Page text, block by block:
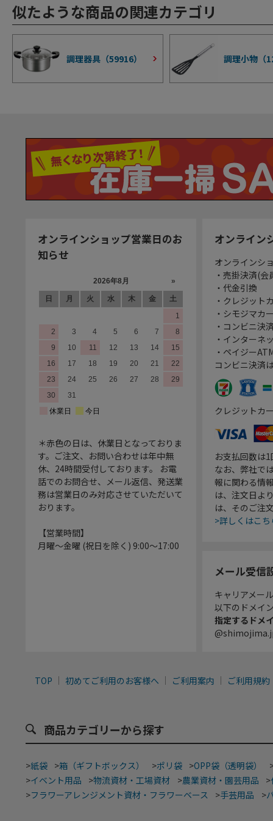
似たような商品の関連カテゴリ
調理器具（59916） 調理小物（
オンラインショップ営業日のお
知らせ
＊赤色の日は、休業日となっておりま
す。ご注文、お問い合わせは年中無
休、24時間受付しております。 お電
話でのお問合せ、メール返信、発送業
務は営業日のみ対応させていただいて
おります。
【営業時間】
月曜～金曜 (祝日を除く) 9:00～17:00
オンライン
オンラインシ
・売掛決済(
・代金引換
・クレジット
・シモジマカ
・コンビニ決
・インターネ
・ペイジー
コンビニ決済
クレジットカ
お支払回数は
なお、弊社で
報に関わる情
は、注文日よ
は、そのご注
>詳しくはこち
メール受信
キャリアメー
以下のドメイ
指定するドメ
TOP 初めてご利用のお客様へ ご利用案内 ご利用規約
商品カテゴリーから探す
>紙袋 >箱（ギフトボックス） >ポリ袋 >OPP袋（透明袋）
>イベント用品 >物流資材・工場資材 >農業資材・園芸用品 >
>フラワーアレンジメント資材・フラワーベース >手芸用品 >